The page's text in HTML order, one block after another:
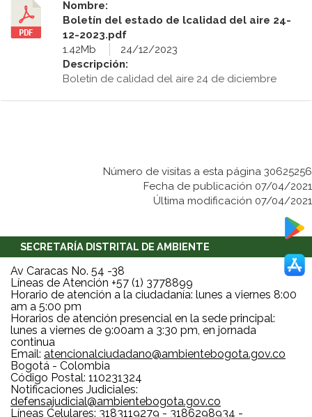
Nombre:
Boletín del estado de lcalidad del aire 24-
12-2023.pdf
1.42Mb
24/12/2023
Descripción:
Boletín de calidad del aire 24 de diciembre
Número de visitas a esta página 30625256
Fecha de publicación 07/04/2021
Última modificación 07/04/2021
SECRETARÍA DISTRITAL DE AMBIENTE
Av Caracas No. 54 -38
Líneas de Atención +57 (1) 3778899
Horario de atención a la ciudadanía: lunes a viernes 8:00
am a 5:00 pm
Horarios de atención presencial en la sede principal:
lunes a viernes de 9:00am a 3:30 pm, en jornada
continua
Email: atencionalciudadano@ambientebogota.gov.co
Bogotá - Colombia
Código Postal: 110231324
Notificaciones Judiciales:
defensajudicial@ambientebogota.gov.co
Líneas Celulares: 3183119279 - 3186298934 -